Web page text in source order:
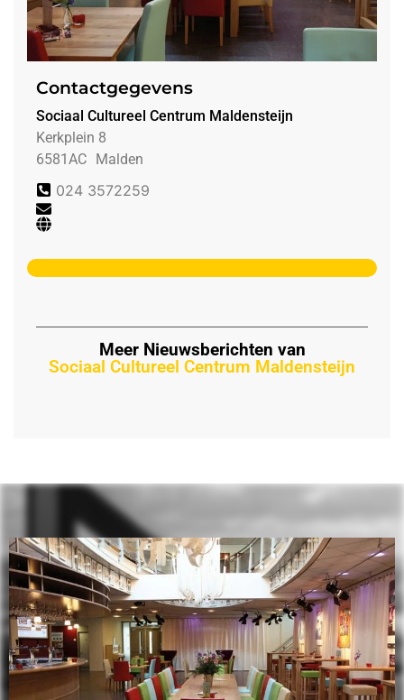
Contactgegevens
Sociaal Cultureel Centrum Maldensteijn
Kerkplein 8
6581AC Malden
024 3572259
Meer Nieuwsberichten van
Sociaal Cultureel Centrum Maldensteijn